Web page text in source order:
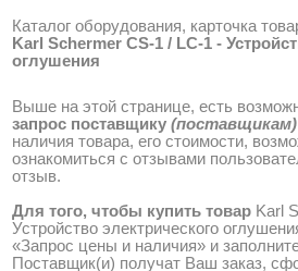
Каталог оборудования, карточка
Karl Schermer CS-1 / LC-1 -
оглушения
Выше на этой странице, есть
запрос поставщику (поставщикам)
наличия товара, его стоимости,
ознакомиться с отзывами
отзыв.
Для того, чтобы купить товар Karl
Устройство электрического
«Запрос цены и наличия» и
Поставщик(и) получат Ваш заказ,